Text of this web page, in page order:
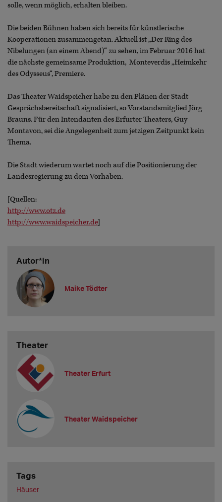
solle, wenn möglich, erhalten bleiben.
Die beiden Bühnen haben sich bereits für künstlerische
Kooperationen zusammengetan. Aktuell ist „Der Ring des
Nibelungen (an einem Abend)“ zu sehen, im Februar 2016 hat
die nächste gemeinsame Produktion, Monteverdis „Heimkehr
des Odysseus“, Premiere.
Das Theater Waidspeicher habe zu den Plänen der Stadt
Gesprächsbereitschaft signalisiert, so Vorstandsmitglied Jörg
Brauns. Für den Intendanten des Erfurter Theaters, Guy
Montavon, sei die Angelegenheit zum jetzigen Zeitpunkt kein
Thema.
Die Stadt wiederum wartet noch auf die Positionierung der
Landesregierung zu dem Vorhaben.
[Quellen:
http://www.otz.de
http://www.waidspeicher.de]
Autor*in
Maike Tödter
Theater
Theater Erfurt
Theater Waidspeicher
Tags
Häuser